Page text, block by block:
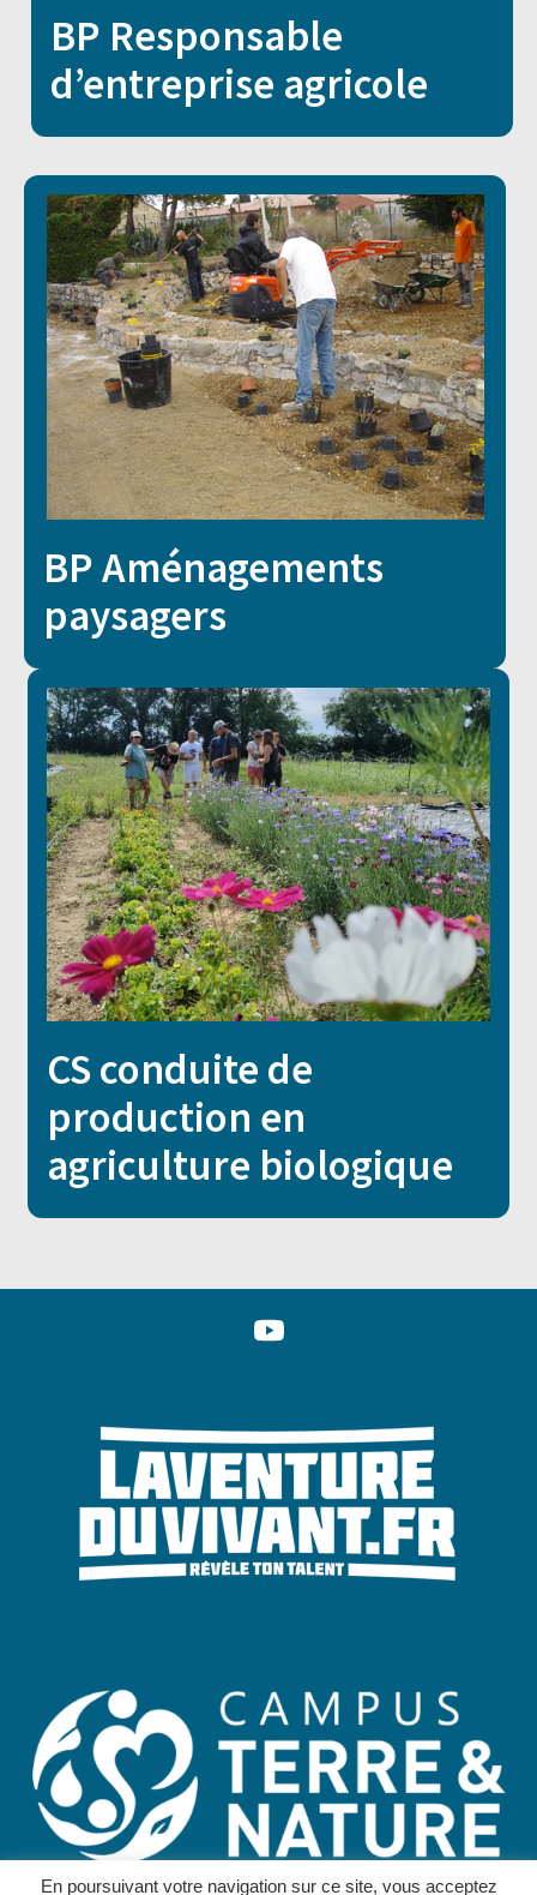
BP Responsable
d’entreprise agricole
BP Aménagements
paysagers
CS conduite de
production en
agriculture biologique
En poursuivant votre navigation sur ce site, vous acceptez